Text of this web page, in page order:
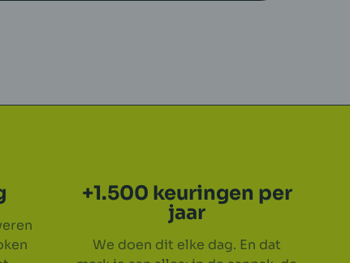
+1.500 keuringen per
jaar
We doen dit elke dag. En dat